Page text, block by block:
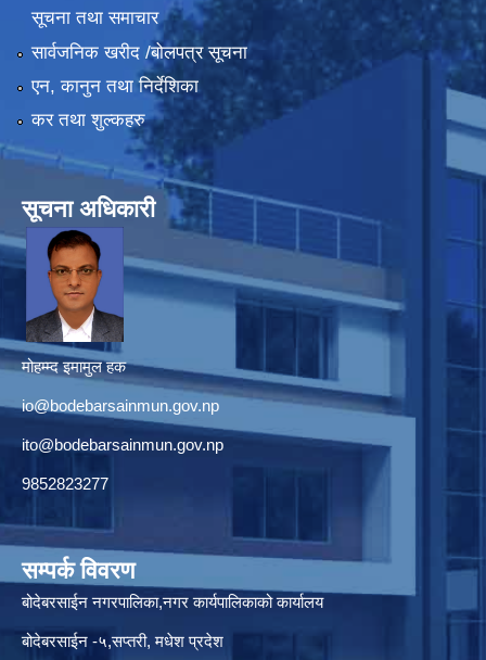
सूचना तथा समाचार
सार्वजनिक खरीद /बोलपत्र सूचना
एन, कानुन तथा निर्देशिका
कर तथा शुल्कहरु
सूचना अधिकारी
मोहम्म्द इमामुल हक
io@bodebarsainmun.gov.np
ito@bodebarsainmun.gov.np
9852823277
सम्पर्क विवरण
बोदेबरसाईन नगरपालिका,नगर कार्यपालिकाको कार्यालय
बोदेबरसाईन -५,सप्तरी, मधेश प्रदेश